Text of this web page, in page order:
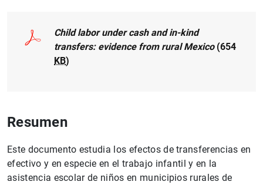
Child labor under cash and in-kind
transfers: evidence from rural Mexico(654
KB)
Resumen
Este documento estudia los efectos de transferencias en
efectivo y en especie en el trabajo infantil y en la
asistencia escolar de niños en municipios rurales de